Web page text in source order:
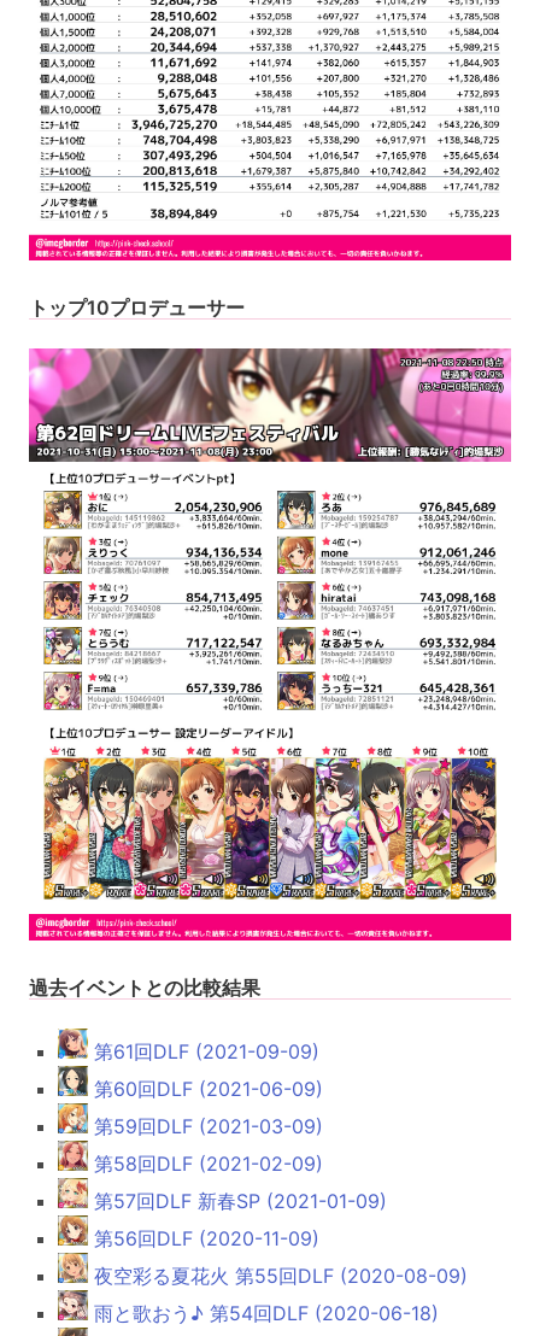
トップ10プロデューサー
過去イベントとの比較結果
第61回DLF (2021-09-09)
第60回DLF (2021-06-09)
第59回DLF (2021-03-09)
第58回DLF (2021-02-09)
第57回DLF 新春SP (2021-01-09)
第56回DLF (2020-11-09)
夜空彩る夏花火 第55回DLF (2020-08-09)
雨と歌おう♪ 第54回DLF (2020-06-18)